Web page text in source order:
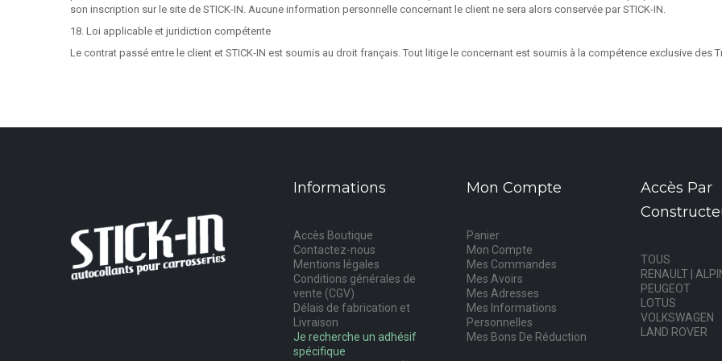
son inscription sur le site de STICK-IN. Aucune information personnelle concernant le client ne sera alors conservée par STICK-IN.
18. Loi applicable et juridiction compétente
Le contrat passé entre le client et STICK-IN est soumis au droit français. Tout litige le concernant est soumis à la compétence exclusive des
Informations
Accès Boutique
Contactez-nous
Mentions légales
Conditions générales de
vente (CGV)
Délais de fabrication et
Livraison
Je recherche un adhésif
spécifique
Mon Compte
Panier
Mon Compte
Mes Commandes
Mes Avoirs
Mes Adresses
Mes Informations
Personnelles
Mes Bons De Réduction
Accès Par
TOUS
RENAULT |
PEUGEOT
LOTUS
VOLKSWAGEN
LAND ROVER